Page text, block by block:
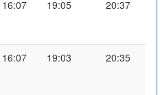
16:07 19:05 20:37
16:07 19:03 20:35